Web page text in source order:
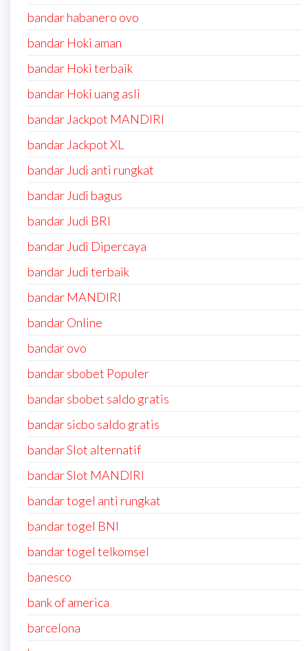
bandar habanero ovo
bandar Hoki aman
bandar Hoki terbaik
bandar Hoki uang asli
bandar Jackpot MANDIRI
bandar Jackpot XL
bandar Judi anti rungkat
bandar Judi bagus
bandar Judi BRI
bandar Judi Dipercaya
bandar Judi terbaik
bandar MANDIRI
bandar Online
bandar ovo
bandar sbobet Populer
bandar sbobet saldo gratis
bandar sicbo saldo gratis
bandar Slot alternatif
bandar Slot MANDIRI
bandar togel anti rungkat
bandar togel BNI
bandar togel telkomsel
banesco
bank of america
barcelona